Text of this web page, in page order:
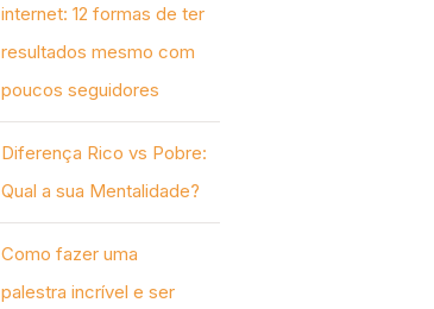
internet: 12 formas de ter
resultados mesmo com
poucos seguidores
Diferença Rico vs Pobre:
Qual a sua Mentalidade?
Como fazer uma
palestra incrível e ser